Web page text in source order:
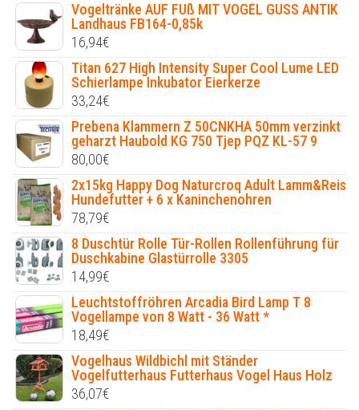
Vogeltränke AUF FUß MIT VOGEL GUSS ANTIK
Landhaus FB164-0,85k
16,94€
Titan 627 High Intensity Super Cool Lume LED
Schierlampe Inkubator Eierkerze
33,24€
Prebena Klammern Z 50CNKHA 50mm verzinkt
geharzt Haubold KG 750 Tjep PQZ KL-57 9
80,00€
2x15kg Happy Dog Naturcroq Adult Lamm&Reis
Hundefutter + 6 x Kaninchenohren
78,79€
8 Duschtür Rolle Tür-Rollen Rollenführung für
Duschkabine Glastürrolle 3305
14,99€
Leuchtstoffröhren Arcadia Bird Lamp T 8
Vogellampe von 8 Watt - 36 Watt *
18,49€
Vogelhaus Wildbichl mit Ständer
Vogelfutterhaus Futterhaus Vogel Haus Holz
36,07€